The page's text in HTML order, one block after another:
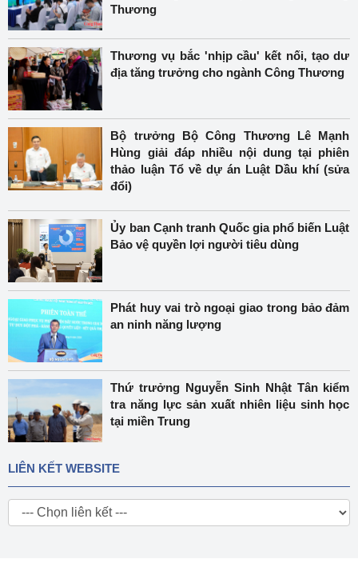
Thương
Thương vụ bắc 'nhịp cầu' kết nối, tạo dư
địa tăng trưởng cho ngành Công Thương
Bộ trưởng Bộ Công Thương Lê Mạnh
Hùng giải đáp nhiều nội dung tại phiên
thảo luận Tổ về dự án Luật Dầu khí (sửa
đổi)
Ủy ban Cạnh tranh Quốc gia phổ biến Luật
Bảo vệ quyền lợi người tiêu dùng
Phát huy vai trò ngoại giao trong bảo đảm
an ninh năng lượng
Thứ trưởng Nguyễn Sinh Nhật Tân kiểm
tra năng lực sản xuất nhiên liệu sinh học
tại miền Trung
LIÊN KẾT WEBSITE